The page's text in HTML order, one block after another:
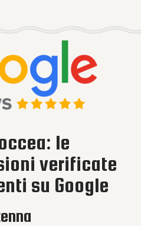
le
verificate
su Google